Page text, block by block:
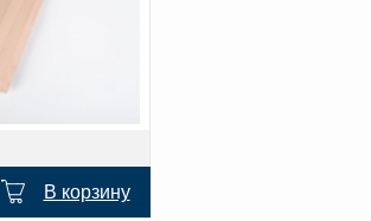
В корзину